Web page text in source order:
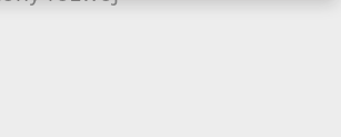
z ich usług. Kontynuując
cookie.